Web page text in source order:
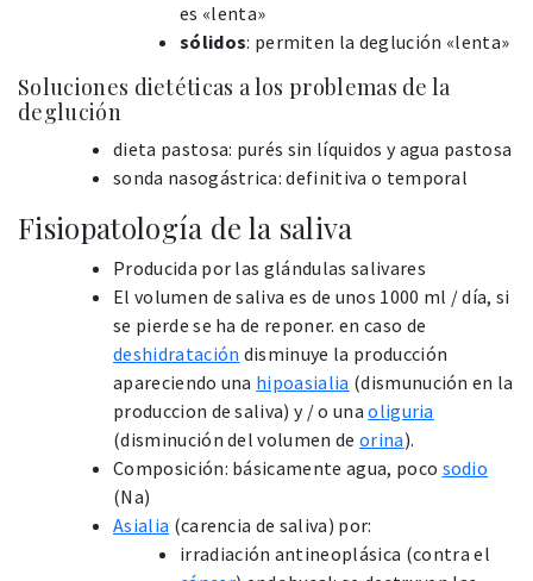
es «lenta»
sólidos: permiten la deglución «lenta»
Soluciones dietéticas a los problemas de la
deglución
dieta pastosa: purés sin líquidos y agua pastosa
sonda nasogástrica: definitiva o temporal
Fisiopatología de la saliva
Producida por las glándulas salivares
El volumen de saliva es de unos 1000 ml / día, si
se pierde se ha de reponer. en caso de
deshidratación disminuye la producción
apareciendo una hipoasialia (dismunución en la
produccion de saliva) y / o unaoliguria
(disminución del volumen de orina).
Composición: básicamente agua, poco sodio
(Na)
Asialia (carencia de saliva) por:
irradiación antineoplásica (contra el